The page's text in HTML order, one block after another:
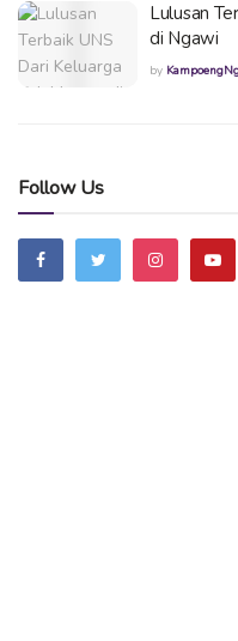
Lulusan
di Ngawi
by
Follow Us